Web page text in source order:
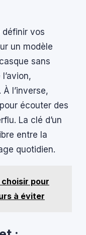
définir vos
un modèle
sans
l’inverse,
écouter des
La clé d’un
entre la
quotidien.
pour
à éviter